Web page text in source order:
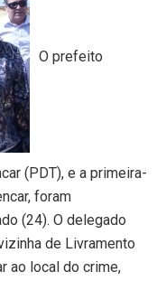
O prefeito
(PDT), e a primeira-
foram
(24). O delegado
de Livramento
ao local do crime,